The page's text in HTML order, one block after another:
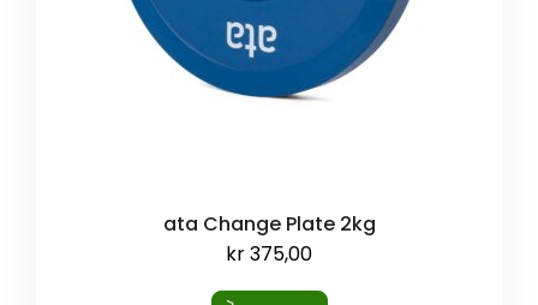
ata Change Plate 2kg
kr375,00